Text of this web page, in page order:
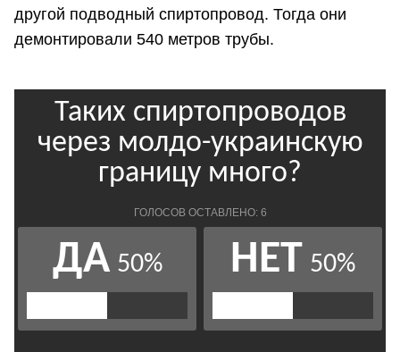
другой подводный спиртопровод. Тогда они
демонтировали 540 метров трубы.